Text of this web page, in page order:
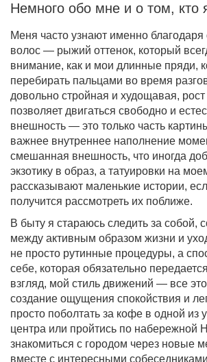
Немного обо мне и о том, кто
Меня часто узнают именно благодаря
волос — рыжий оттенок, который
внимание, как и мои длинные пряди,
перебирать пальцами во время
довольно стройная и худощавая,
позволяет двигаться свободно и
внешность — это только часть
важнее внутреннее наполнение
смешанная внешность, что иногда
экзотику в образ, а татуировки на
рассказывают маленькие истории,
получится рассмотреть их поближе.
В быту я стараюсь следить за собой,
между активным образом жизни и
не просто рутинные процедуры, а
себе, которая обязательно
взгляд, мой стиль движений — все
создание ощущения спокойствия и
просто поболтать за кофе в одной из
центра или пройтись по
знакомиться с городом через новые
вместе с интересными